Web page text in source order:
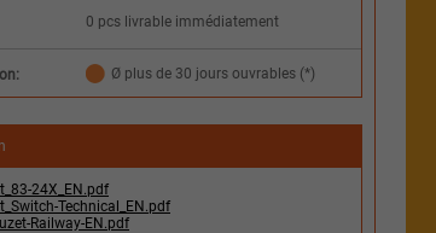
0 pcs livrable immédiatement
Ø plus de 30 jours ouvrables (*)
24X_EN.pdf
Technical_EN.pdf
Railway-EN.pdf